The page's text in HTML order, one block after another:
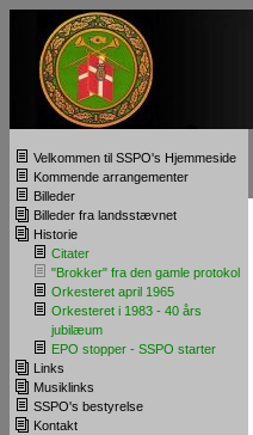
Velkommen til SSPO's Hjemmeside
Kommende arrangementer
Billeder
Billeder fra landsstævnet
Historie
Citater
"Brokker" fra den gamle protokol
Orkesteret april 1965
Orkesteret i 1983 - 40 års
jubilæum
EPO stopper - SSPO starter
Links
Musiklinks
SSPO's bestyrelse
Kontakt